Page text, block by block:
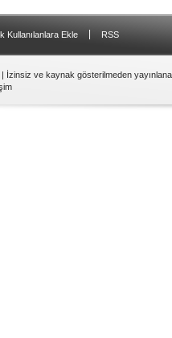
Kullanılanlara Ekle RSS
| İzinsiz ve kaynak gösterilmeden